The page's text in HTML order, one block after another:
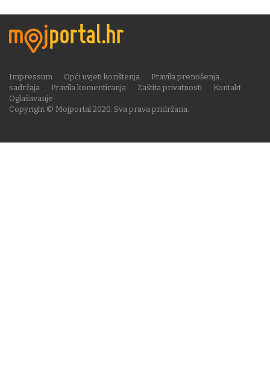
Copyright © Mojportal 2020. Sva prava pridržana.
Impressum Opći uvjeti korištenja
Pravila prenošenja
sadržaja
Pravila komentiranja Zaštita privatnosti
Kontakt
Oglašavanje